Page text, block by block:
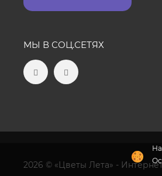
МЫ В СОЦ.СЕТЯХ
2026 © «Цветы Лета» -